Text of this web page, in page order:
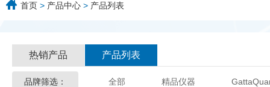
首页 > 产品中心 > 产品列表
热销产品 产品列表
品牌筛选： 全部 精品仪器